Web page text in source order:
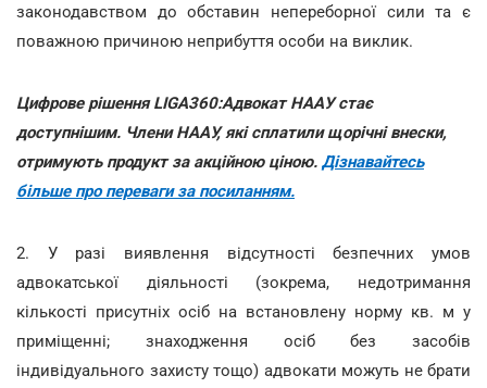
законодавством до обставин непереборної сили та є
поважною причиною неприбуття особи на виклик.
Цифрове рішення LIGA360:Адвокат НААУ стає
доступнішим. Члени НААУ, які сплатили щорічні внески,
отримують продукт за акційною ціною. Дізнавайтесь
більше про переваги за посиланням.
2. У разі виявлення відсутності безпечних умов
адвокатської діяльності (зокрема, недотримання
кількості присутніх осіб на встановлену норму кв. м у
приміщенні; знаходження осіб без засобів
індивідуального захисту тощо) адвокати можуть не брати